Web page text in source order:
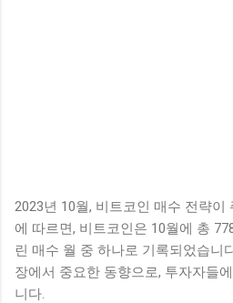
2023년 10월, 비트코인 매수 전략이
에 따르면, 비트코인은 10월에 총
린 매수 월 중 하나로 기록되었습니
장에서 중요한 동향으로, 투자자들
니다.